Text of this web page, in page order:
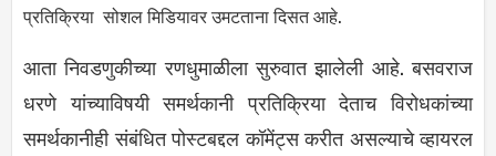
प्रतिक्रिया सोशल मिडियावर उमटताना दिसत आहे.
आता निवडणुकीच्या रणधुमाळीला सुरुवात झालेली आहे. बसवराज
धरणे यांच्याविषयी समर्थकानी प्रतिक्रिया देताच विरोधकांच्या
समर्थकानीही संबंधित पोस्टबद्दल कॉमेंट्स करीत असल्याचे व्हायरल